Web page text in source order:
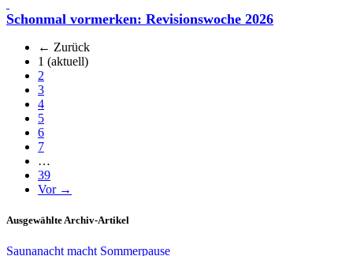
Schonmal vormerken: Revisionswoche 2026
← Zurück
1 (aktuell)
2
3
4
5
6
7
…
39
Vor →
Ausgewählte Archiv-Artikel
Saunanacht macht Sommerpause